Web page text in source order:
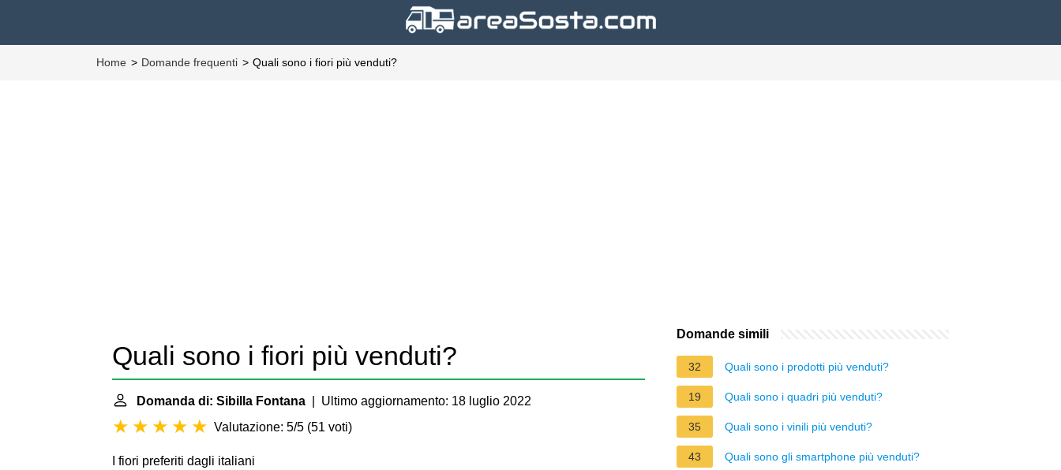
Home Domande frequenti Quali sono i fiori più venduti?
Quali sono i fiori più venduti?
Domanda di: Sibilla Fontana | Ultimo aggiornamento: 18 luglio 2022
Valutazione: 5/5 (51 voti)
I fiori preferiti dagli italiani
Domande simili
32 Quali sono i prodotti più venduti?
19 Quali sono i quadri più venduti?
35 Quali sono i vinili più venduti?
43 Quali sono gli smartphone più venduti?